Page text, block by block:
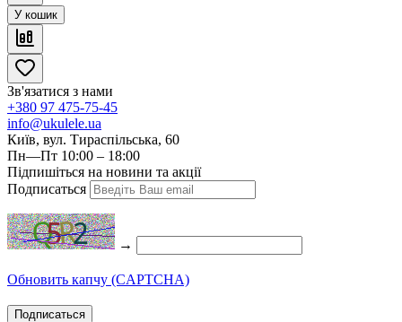
У кошик
Зв'язатися з нами
+380 97 475-75-45
info@ukulele.ua
Київ, вул. Тираспільська, 60
Пн—Пт 10:00 – 18:00
Підпишіться на новини та акції
Подписаться
→
Обновить капчу (CAPTCHA)
Подписаться